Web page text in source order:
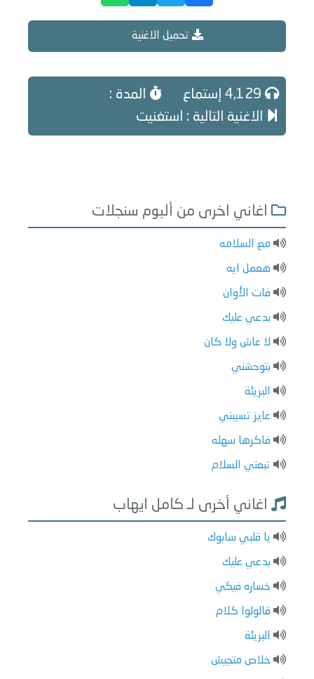
تحميل الاغنية
المدة :
الاغنية التالية : استغنيت
اغاني اخرى من ألبوم سنجلات
مع السلامه
هعمل ايه
فات الأوان
بدعي عليك
لا عاش ولا كان
بتوحشني
البريئة
عايز تسيبني
فاكرها سهله
تبعتي السلام
اغاني أخرى لـ كامل ايهاب
يا قلبي سابوك
بدعي عليك
خساره فيكي
قالولوا كلام
البريئة
خلاص متجيش